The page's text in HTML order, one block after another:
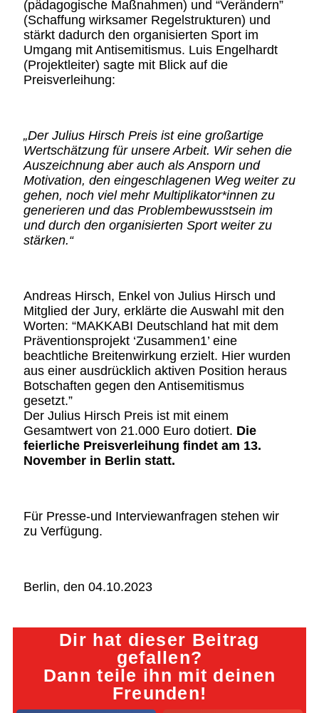
(pädagogische Maßnahmen) und “Verändern”
(Schaffung wirksamer Regelstrukturen) und
stärkt dadurch den organisierten Sport im
Umgang mit Antisemitismus. Luis Engelhardt
(Projektleiter) sagte mit Blick auf die
Preisverleihung:
„Der Julius Hirsch Preis ist eine großartige
Wertschätzung für unsere Arbeit. Wir sehen die
Auszeichnung aber auch als Ansporn und
Motivation, den eingeschlagenen Weg weiter zu
gehen, noch viel mehr Multiplikator*innen zu
generieren und das Problembewusstsein im
und durch den organisierten Sport weiter zu
stärken.“
Andreas Hirsch, Enkel von Julius Hirsch und
Mitglied der Jury, erklärte die Auswahl mit den
Worten: “MAKKABI Deutschland hat mit dem
Präventionsprojekt ‘Zusammen1’ eine
beachtliche Breitenwirkung erzielt. Hier wurden
aus einer ausdrücklich aktiven Position heraus
Botschaften gegen den Antisemitismus
gesetzt.”
Der Julius Hirsch Preis ist mit einem
Gesamtwert von 21.000 Euro dotiert. Die
feierliche Preisverleihung findet am 13.
November in Berlin statt.
Für Presse-und Interviewanfragen stehen wir
zu Verfügung.
Berlin, den 04.10.2023
Dir hat dieser Beitrag
gefallen?
Dann teile ihn mit deinen
Freunden!